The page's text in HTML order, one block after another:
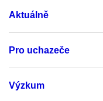
Aktuálně
Pro uchazeče
Výzkum